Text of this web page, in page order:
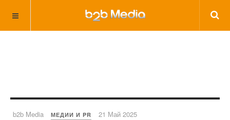
b2b Media МЕДИИ И PR 21 Май 2025